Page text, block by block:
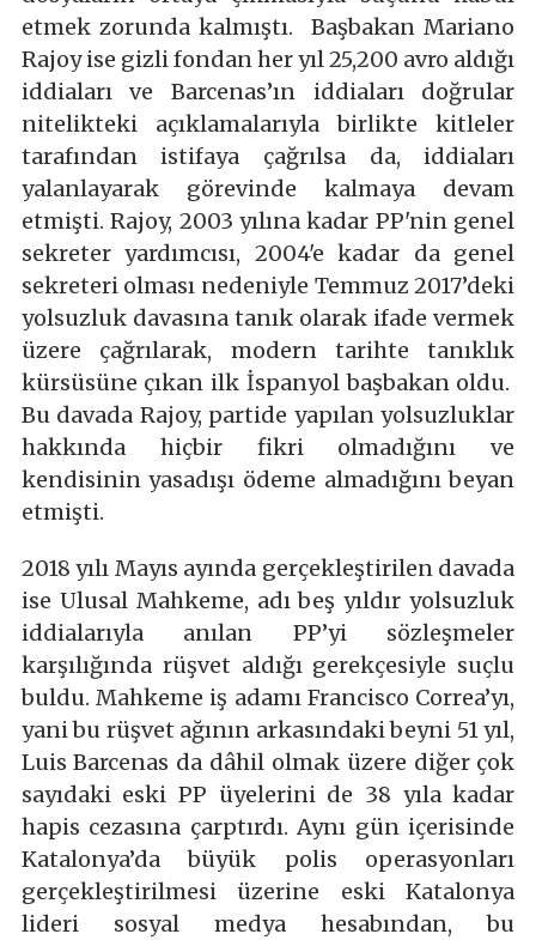
etmek zorunda kalmıştı. Başbakan Mariano
Rajoy ise gizli fondan her yıl 25,200 avro aldığı
iddiaları ve Barcenas’ın iddiaları doğrular
nitelikteki açıklamalarıyla birlikte kitleler
tarafından istifaya çağrılsa da, iddiaları
yalanlayarak görevinde kalmaya devam
etmişti. Rajoy, 2003 yılına kadar PP'nin genel
sekreter yardımcısı, 2004'e kadar da genel
sekreteri olması nedeniyle Temmuz 2017’deki
yolsuzluk davasına tanık olarak ifade vermek
üzere çağrılarak, modern tarihte tanıklık
kürsüsüne çıkan ilk İspanyol başbakan oldu.
Bu davada Rajoy, partide yapılan yolsuzluklar
hakkında hiçbir fikri olmadığını ve
kendisinin yasadışı ödeme almadığını beyan
etmişti.
2018 yılı Mayıs ayında gerçekleştirilen davada
ise Ulusal Mahkeme, adı beş yıldır yolsuzluk
iddialarıyla anılan PP’yi sözleşmeler
karşılığında rüşvet aldığı gerekçesiyle suçlu
buldu. Mahkeme iş adamı Francisco Correa’yı,
yani bu rüşvet ağının arkasındaki beyni 51 yıl,
Luis Barcenas da dâhil olmak üzere diğer çok
sayıdaki eski PP üyelerini de 38 yıla kadar
hapis cezasına çarptırdı. Aynı gün içerisinde
Katalonya’da büyük polis operasyonları
gerçekleştirilmesi üzerine eski Katalonya
lideri sosyal medya hesabından, bu